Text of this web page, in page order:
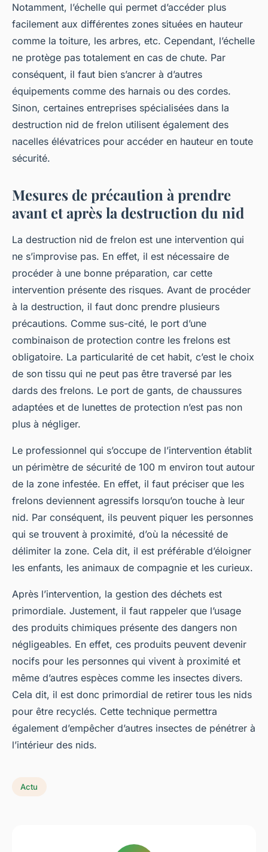
Notamment, l’échelle qui permet d’accéder plus
facilement aux différentes zones situées en hauteur
comme la toiture, les arbres, etc. Cependant, l’échelle
ne protège pas totalement en cas de chute. Par
conséquent, il faut bien s’ancrer à d’autres
équipements comme des harnais ou des cordes.
Sinon, certaines entreprises spécialisées dans la
destruction nid de frelon utilisent également des
nacelles élévatrices pour accéder en hauteur en toute
sécurité.
Mesures de précaution à prendre
avant et après la destruction du nid
La destruction nid de frelon est une intervention qui
ne s’improvise pas. En effet, il est nécessaire de
procéder à une bonne préparation, car cette
intervention présente des risques. Avant de procéder
à la destruction, il faut donc prendre plusieurs
précautions. Comme sus-cité, le port d’une
combinaison de protection contre les frelons est
obligatoire. La particularité de cet habit, c’est le choix
de son tissu qui ne peut pas être traversé par les
dards des frelons. Le port de gants, de chaussures
adaptées et de lunettes de protection n’est pas non
plus à négliger.
Le professionnel qui s’occupe de l’intervention établit
un périmètre de sécurité de 100 m environ tout autour
de la zone infestée. En effet, il faut préciser que les
frelons deviennent agressifs lorsqu’on touche à leur
nid. Par conséquent, ils peuvent piquer les personnes
qui se trouvent à proximité, d’où la nécessité de
délimiter la zone. Cela dit, il est préférable d’éloigner
les enfants, les animaux de compagnie et les curieux.
Après l’intervention, la gestion des déchets est
primordiale. Justement, il faut rappeler que l’usage
des produits chimiques présente des dangers non
négligeables. En effet, ces produits peuvent devenir
nocifs pour les personnes qui vivent à proximité et
même d’autres espèces comme les insectes divers.
Cela dit, il est donc primordial de retirer tous les nids
pour être recyclés. Cette technique permettra
également d’empêcher d’autres insectes de pénétrer à
l’intérieur des nids.
Actu